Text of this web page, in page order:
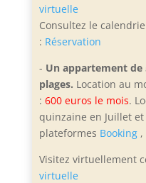
virtuelle
Consultez le
: Réservation
- Un appartement de
plages. Location au
: 600 euros le mois.
quinzaine en Juillet
plateformes Booking,
Visitez virtuellement
virtuelle